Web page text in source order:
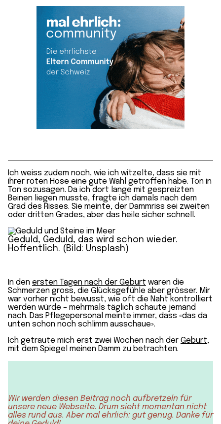
Ich weiss zudem noch, wie ich witzelte, dass sie mit
ihrer roten Hose eine gute Wahl getroffen habe. Ton in
Ton sozusagen. Da ich dort lange mit gespreizten
Beinen liegen musste, fragte ich damals nach dem
Grad des Risses. Sie meinte, der Dammriss sei zweiten
oder dritten Grades, aber das heile sicher schnell.
Geduld, Geduld, das wird schon wieder.
Hoffentlich. (Bild: Unsplash)
In den ersten Tagen nach der Geburt waren die
Schmerzen gross, die Glücksgefühle aber grösser. Mir
war vorher nicht bewusst, wie oft die Naht kontrolliert
werden würde – mehrmals täglich schaute jemand
nach. Das Pflegepersonal meinte immer, dass «das da
unten schon noch schlimm ausschaue».
Ich getraute mich erst zwei Wochen nach der Geburt,
mit dem Spiegel meinen Damm zu betrachten.
Wir werden diesen Beitrag noch aufbretzeln für
unsere neue Webseite. Drum sieht momentan nicht
alles rund aus. Aber mal ehrlich: gut genug. Danke für